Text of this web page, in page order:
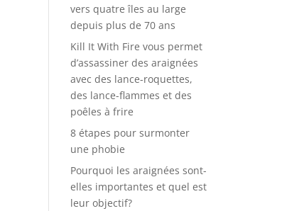
vers quatre îles au large
depuis plus de 70 ans
Kill It With Fire vous permet
d’assassiner des araignées
avec des lance-roquettes,
des lance-flammes et des
poêles à frire
8 étapes pour surmonter
une phobie
Pourquoi les araignées sont-
elles importantes et quel est
leur objectif?